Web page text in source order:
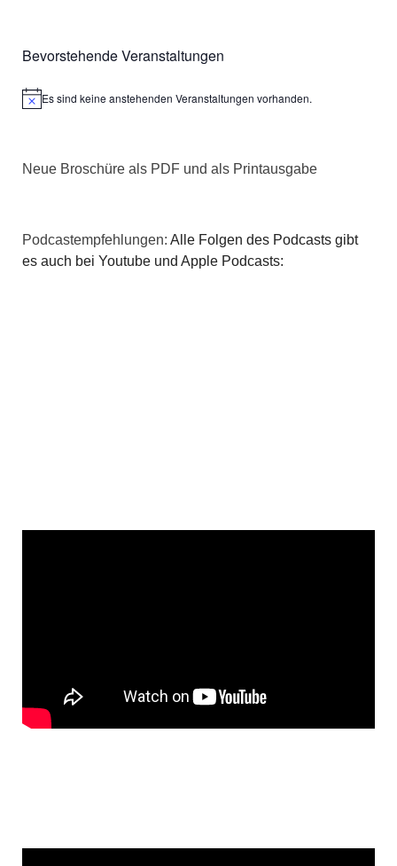
Bevorstehende Veranstaltungen
HinweisEs sind keine anstehenden Veranstaltungen vorhanden.
Neue Broschüre als PDF und als Printausgabe
Podcastempfehlungen: Alle Folgen des Podcasts gibt
es auch bei Youtube und Apple Podcasts: